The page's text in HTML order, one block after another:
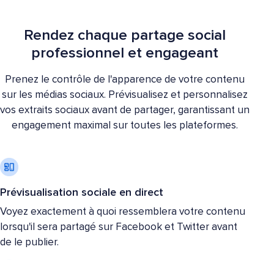
Rendez chaque partage social
professionnel et engageant
Prenez le contrôle de l'apparence de votre contenu
sur les médias sociaux. Prévisualisez et personnalisez
vos extraits sociaux avant de partager, garantissant un
engagement maximal sur toutes les plateformes.
Prévisualisation sociale en direct
Voyez exactement à quoi ressemblera votre contenu
lorsqu'il sera partagé sur Facebook et Twitter avant
de le publier.